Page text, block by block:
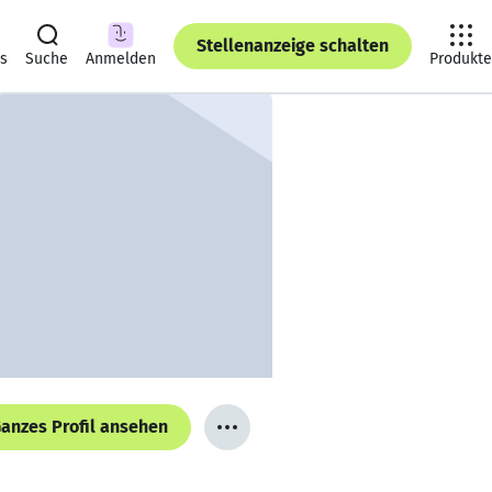
Suche Anmelden
Stellenanzeige schalten
Produkte
Profil ansehen